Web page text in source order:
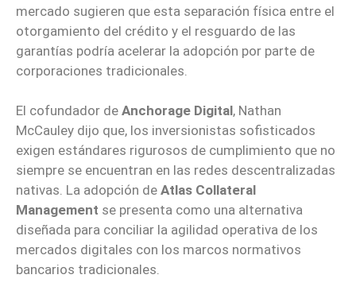
mercado sugieren que esta separación física entre el
otorgamiento del crédito y el resguardo de las
garantías podría acelerar la adopción por parte de
corporaciones tradicionales.
El cofundador de Anchorage Digital, Nathan
McCauley dijo que, los inversionistas sofisticados
exigen estándares rigurosos de cumplimiento que no
siempre se encuentran en las redes descentralizadas
nativas. La adopción de Atlas Collateral
Management se presenta como una alternativa
diseñada para conciliar la agilidad operativa de los
mercados digitales con los marcos normativos
bancarios tradicionales.